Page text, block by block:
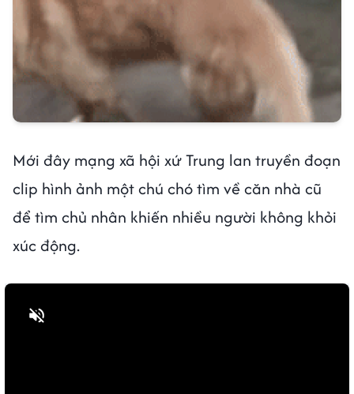
Mới đây mạng xã hội xứ Trung lan truyền đoạn
clip hình ảnh một chú chó tìm về căn nhà cũ
để tìm chủ nhân khiến nhiều người không khỏi
xúc động.